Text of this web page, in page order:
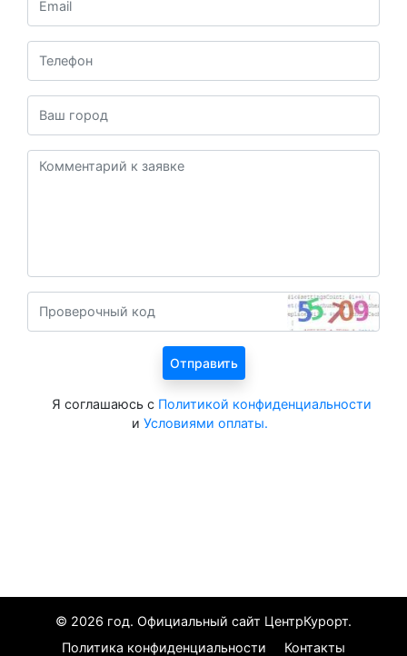
Я соглашаюсь с Политикой конфиденциальности
и Условиями оплаты.
© 2026 год. Официальный сайт ЦентрКурорт.
Политика конфиденциальности
Контакты